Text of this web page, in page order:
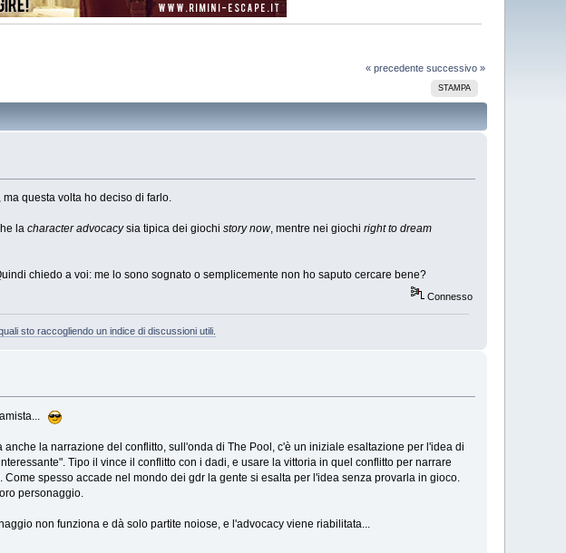
« precedente successivo »
STAMPA
questa volta ho deciso di farlo.
la character advocacysia tipica dei giochi story now, mentre nei giochi right to dream
chiedo a voi: me lo sono sognato o semplicemente non ho saputo cercare bene?
Connesso
sto raccogliendo un indice di discussioni utili.
la narrazione del conflitto, sull'onda di The Pool, c'è un iniziale esaltazione per l'idea di
Tipo il vince il conflitto con i dadi, e usare la vittoria in quel conflitto per narrare
spesso accade nel mondo dei gdr la gente si esalta per l'idea senza provarla in gioco.
personaggio.
non funziona e dà solo partite noiose, e l'advocacy viene riabilitata...